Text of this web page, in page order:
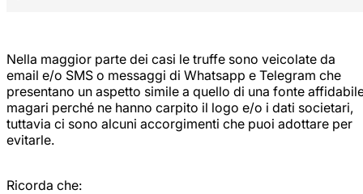
Nella maggior parte dei casi le truffe sono veicolate da
email e/o SMS o messaggi di Whatsapp e Telegram che
presentano un aspetto simile a quello di una fonte
magari perché ne hanno carpito il logo e/o i dati societari,
tuttavia ci sono alcuni accorgimenti che puoi adottare per
evitarle.
Ricorda che: